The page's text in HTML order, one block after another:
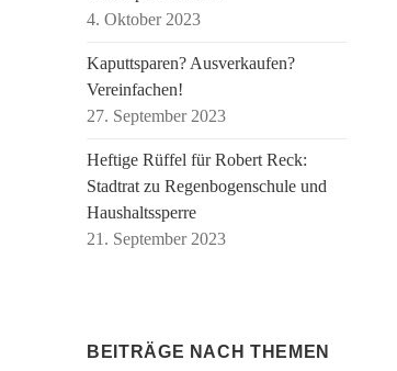
4. Oktober 2023
Kaputtsparen? Ausverkaufen?
Vereinfachen!
27. September 2023
Heftige Rüffel für Robert Reck:
Stadtrat zu Regenbogenschule und
Haushaltssperre
21. September 2023
BEITRÄGE NACH THEMEN